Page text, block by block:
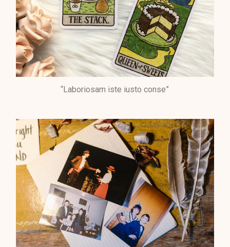
“Laboriosam iste iusto conse”